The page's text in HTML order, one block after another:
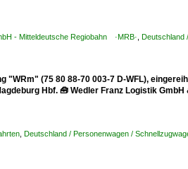
- Mitteldeutsche Regiobahn ·MRB· Deutschland
"WRm" (75 80 88-70 003-7 D-WFL),
Hbf. 🧰 Wedler Franz Logistik
Deutschland / Personenwagen /